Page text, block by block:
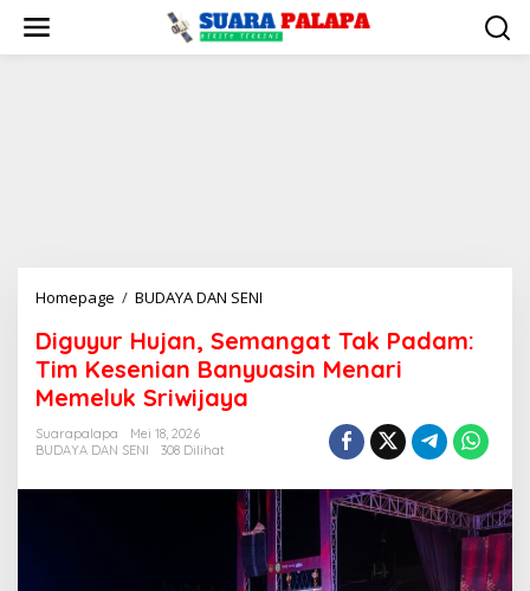
konten
Homepage / BUDAYA DAN SENI
Semangat
Tak
Kesenian
Banyuasin
Menari
Memeluk
Sriwijaya
Diguyur Hujan, Semangat Tak Padam:
Tim Kesenian Banyuasin Menari
Memeluk Sriwijaya
Suarapalapa
Mei 18, 2026
BUDAYA DAN SENI
308 Dilihat